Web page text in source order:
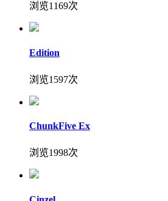
浏览1169次
Edition
浏览1597次
ChunkFive Ex
浏览1998次